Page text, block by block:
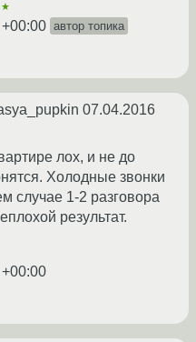
автор топика
07.04.2016
лох, и не до
Холодные звонки
случае 1-2 разговора
результат.